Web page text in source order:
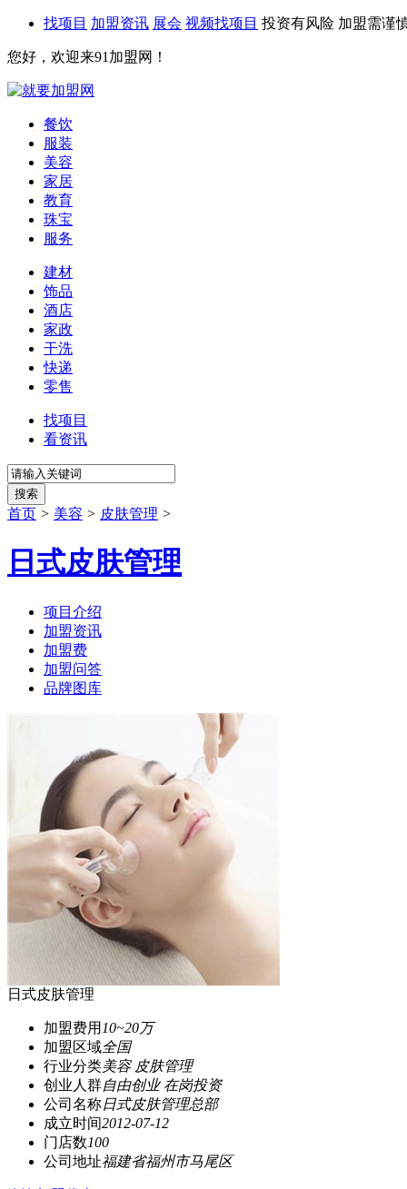
找项目 加盟资讯 展会 视频找项目 投资有风险 加盟需谨
您好，欢迎来91加盟网！
餐饮
服装
美容
家居
教育
珠宝
服务
建材
饰品
酒店
家政
干洗
快递
零售
找项目
看资讯
搜索
首页 > 美容 > 皮肤管理 >
日式皮肤管理
项目介绍
加盟资讯
加盟费
加盟问答
品牌图库
日式皮肤管理
加盟费用 10~20万
加盟区域全国
行业分类美容 皮肤管理
创业人群自由创业 在岗投资
公司名称日式皮肤管理总部
成立时间2012-07-12
门店数100
公司地址福建省福州市马尾区